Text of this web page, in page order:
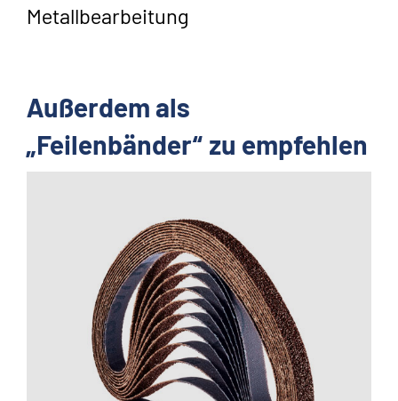
Metallbearbeitung
Außerdem als
„Feilenbänder“ zu empfehlen